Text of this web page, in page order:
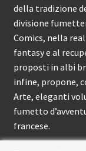
della tradizione
divisione
Comics, nella
fantasy e al
proposti in albi
infine, propone,
Arte, eleganti
fumetto
francese.